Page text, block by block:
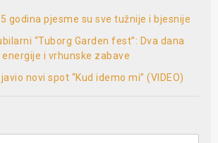
godina pjesme su sve tužnije i bjesnije
“Tuborg Garden fest”: Dva dana
i vrhunske zabave
novi spot “Kud idemo mi” (VIDEO)